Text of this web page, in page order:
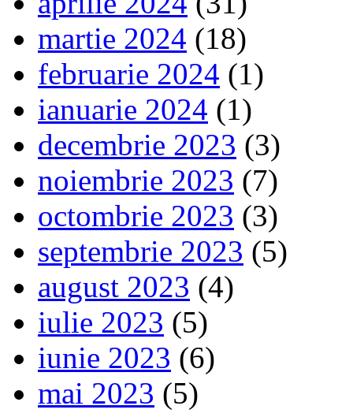
martie 2024 (18)
februarie 2024 (1)
ianuarie 2024 (1)
decembrie 2023 (3)
noiembrie 2023 (7)
octombrie 2023 (3)
septembrie 2023 (5)
august 2023 (4)
iulie 2023 (5)
iunie 2023 (6)
mai 2023 (5)